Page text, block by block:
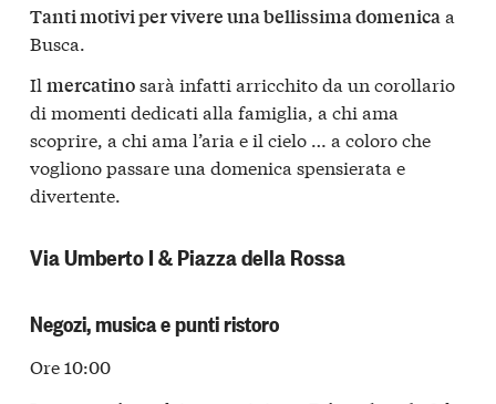
Tanti motivi per vivere una bellissima domenicaa
Busca.
Il mercatinosarà infatti arricchito da un corollario
di momenti dedicati alla famiglia, a chi ama
scoprire, a chi ama l’aria e il cielo … a coloro che
vogliono passare una domenica spensierata e
divertente.
Via Umberto I & Piazza della Rossa
Negozi, musica e punti ristoro
Ore 10:00